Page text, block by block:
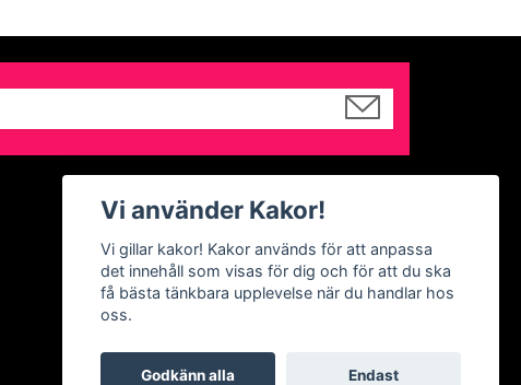
Facebook
Instagram
Vi använder Kakor!
Vi gillar kakor! Kakor används för att anpassa
det innehåll som visas för dig och för att du ska
få bästa tänkbara upplevelse när du handlar hos
oss.
Godkänn alla
Endast